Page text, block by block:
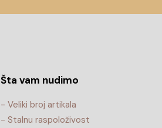
Šta vam nudimo
- Veliki broj artikala
- Stalnu raspoloživost